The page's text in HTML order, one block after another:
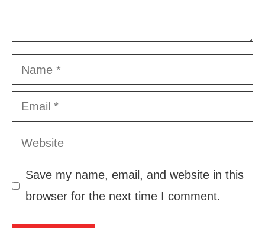
Name
Email
Website
Save my name, email, and website in this
browser for the next time I comment.